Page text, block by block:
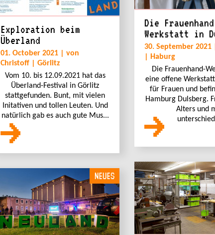
Exploration beim
Überland
01. October 2021 | von
Christoff | Görlitz
Vom 10. bis 12.09.2021 hat das
Überland-Festival in Görlitz
stattgefunden. Bunt, mit vielen
Initativen und tollen Leuten. Und
natürlich gab es auch gute Mus...
Die
Werkstatt in
30. September 2021
| Haburg
Die Frauenhand-
eine offene
für Frauen und
Hamburg Dulsberg.
Alters und
NEUES